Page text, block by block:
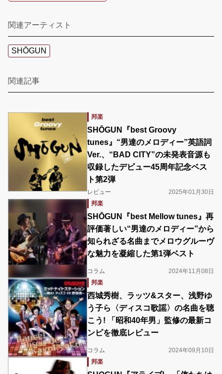
関連アーティスト
SHŌGUN
関連記事
邦楽
SHŌGUN『best Groovy
tunes』“男達のメロディー”英語詞
Ver.、“BAD CITY”の未発表音源も
収録したデビュー45周年記念ベス
ト第2弾
レビュー
2025年01月30日
邦楽
SHŌGUN『best Mellow tunes』再
評価著しい“男達のメロディー”から
知られざる名曲までメロウグルーヴ
な魅力を凝縮した第1弾ベスト
コラム
2024年11月08日
邦楽
西城秀樹、ラッツ&スター、浅野ゆ
う子ら〈ディスコ歌謡〉の名曲を聴
こう! 「昭和40年男」監修の最新コ
ンピを徹底レビュー
コラム
2024年09月10日
邦楽